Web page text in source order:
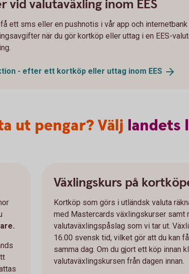
vid valutaväxling inom EES
få ett sms eller en pushnotis i vår app och
när du gör kortköp eller uttag i en EES-
- efter ett kortköp eller uttag inom EES
ut pengar? Välj landets
Växlingskurs på
Kortköp som görs i utländsk valuta
med Mastercards växlingskurser samt
valutaväxlingspåslag som vi tar ut.
16.00 svensk tid, vilket gör att du kan
samma dag. Om du gjort ett köp innan
valutaväxlingskursen från dagen innan.